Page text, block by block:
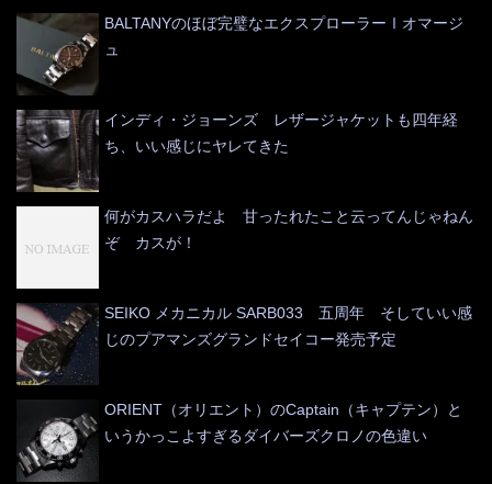
BALTANYのほぼ完璧なエクスプローラーⅠオマージ
ュ
インディ・ジョーンズ レザージャケットも四年経
ち、いい感じにヤレてきた
何がカスハラだよ 甘ったれたこと云ってんじゃねん
ぞ カスが！
SEIKO メカニカル SARB033 五周年 そしていい感
じのプアマンズグランドセイコー発売予定
ORIENT（オリエント）のCaptain（キャプテン）と
いうかっこよすぎるダイバーズクロノの色違い